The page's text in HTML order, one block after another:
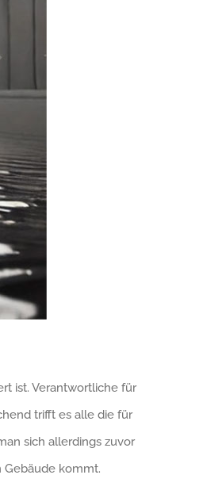
ist. Verantwortliche für
trifft es alle die für
sich allerdings zuvor
kommt.